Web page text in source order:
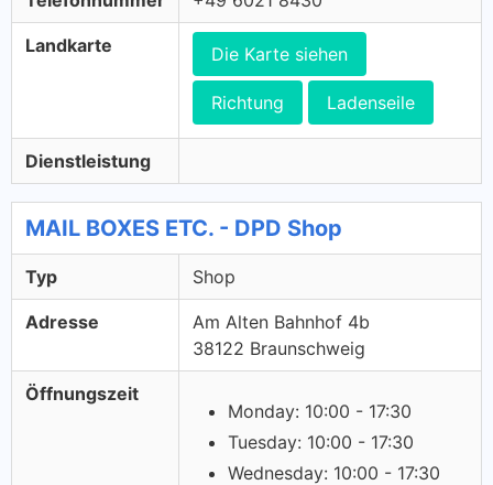
Landkarte Die Karte siehen
Richtung Ladenseile
Dienstleistung
MAIL BOXES ETC. - DPD Shop
Typ Shop
Adresse
Am Alten Bahnhof 4b
38122 Braunschweig
Öffnungszeit
Monday: 10:00 - 17:30
Tuesday: 10:00 - 17:30
Wednesday: 10:00 - 17:30